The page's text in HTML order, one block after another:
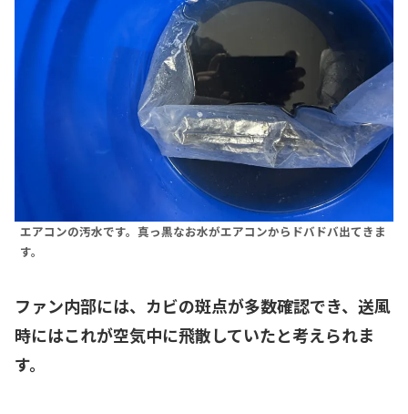
エアコンの汚水です。真っ黒なお水がエアコンからドバドバ出てきま
す。
ファン内部には、カビの斑点が多数確認でき、送風
時にはこれが空気中に飛散していたと考えられま
す。